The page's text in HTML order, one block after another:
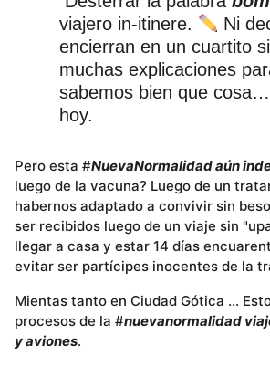
viajero in-itinere.
Ni
encierran en un cuartito
muchas explicaciones
sabemos bien que
hoy.
Pero esta #NuevaNormalidad aún
luego de la vacuna? Luego de un
habernos adaptado a convivir sin
ser recibidos luego de un viaje sin
llegar a casa y estar 14 días
evitar ser partícipes inocentes de la
Mientas tanto en Ciudad Gótica …
procesos de la #nuevanormalidad
y aviones.